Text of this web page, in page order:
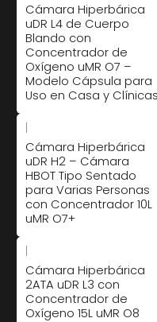
Cámara Hiperbárica
uDR L4 de Cuerpo
Blando con
Concentrador de
Oxígeno uMR O7 –
Modelo Cápsula para
Uso en Casa y Clínicas
Cámara Hiperbárica
uDR H2 – Cámara
HBOT Tipo Sentado
para Varias Personas
con Concentrador 10L
uMR O7+
Cámara Hiperbárica
2ATA uDR L3 con
Concentrador de
Oxígeno 15L uMR O8